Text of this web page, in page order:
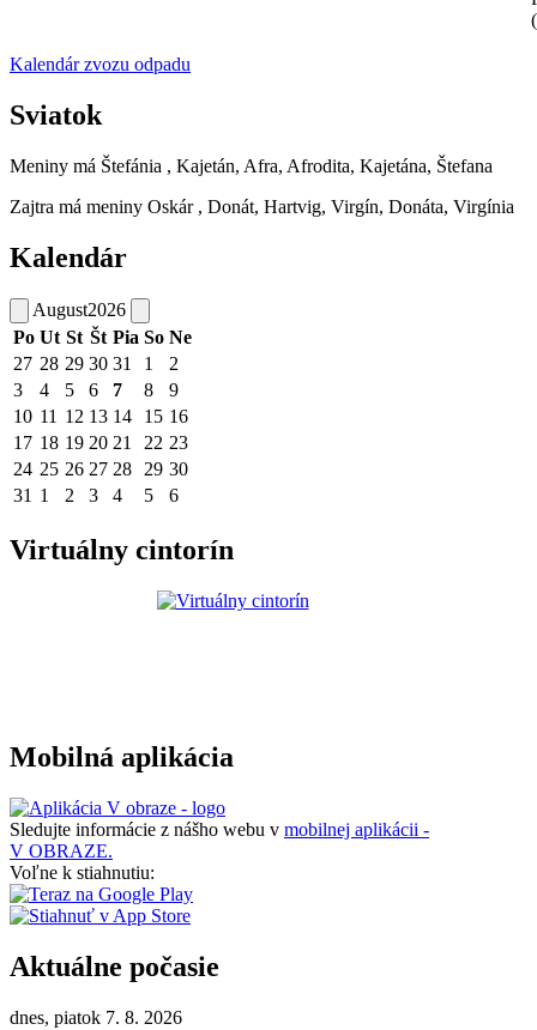
Kalendár zvozu odpadu
Sviatok
Meniny má Štefánia , Kajetán, Afra, Afrodita, Kajetána, Štefana
Zajtra má meniny Oskár , Donát, Hartvig, Virgín, Donáta, Virgínia
Kalendár
August2026
Po Ut St Št Pia So Ne
27 28 29 30 31 1
2
3
4 5 6 7 8
9
10 11 12 13 14 15 16
17 18 19 20 21 22 23
24 25 26 27 28 29 30
31 1 2 3 4 5 6
Virtuálny cintorín
Mobilná aplikácia
Sledujte informácie z nášho webu v mobilnej aplikácii -
V OBRAZE.
Voľne k stiahnutiu:
Aktuálne počasie
dnes, piatok 7. 8. 2026